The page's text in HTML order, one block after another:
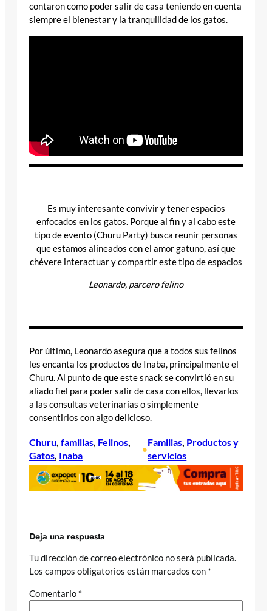
contaron como poder salir de casa teniendo en cuenta
siempre el bienestar y la tranquilidad de los gatos.
Es muy interesante convivir y tener espacios
enfocados en los gatos. Porque al fin y al cabo este
tipo de evento (Churu Party) busca reunir personas
que estamos alineados con el amor gatuno, así que
chévere interactuar y compartir este tipo de espacios
Leonardo, parcero felino
Por último, Leonardo asegura que a todos sus felinos
les encanta los productos de Inaba, principalmente el
Churu. Al punto de que este snack se convirtió en su
aliado fiel para poder salir de casa con ellos, llevarlos
a las consultas veterinarias o simplemente
consentirlos con algo delicioso.
Churu, familias, Felinos
Gatos, Inaba
•
Familias, Productos y
servicios
Deja una respuesta
Tu dirección de correo electrónico no será publicada.
Los campos obligatorios están marcados con *
Comentario *